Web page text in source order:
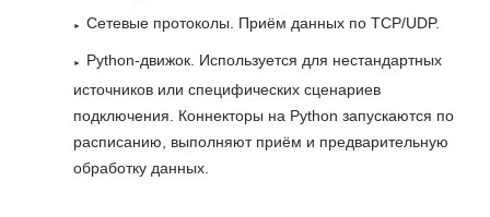
Сетевые протоколы. Приём данных по TCP/UDP.
Python-движок. Используется для нестандартных
источников или специфических сценариев
подключения. Коннекторы на Python запускаются по
расписанию, выполняют приём и предварительную
обработку данных.